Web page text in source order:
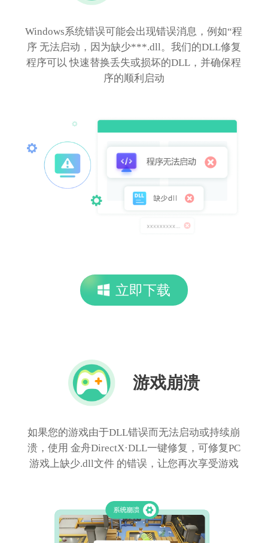
Windows系统错误可能会出现错误消息，例如“程
序 无法启动，因为缺少***.dll。我们的DLL修复
程序可以 快速替换丢失或损坏的DLL，并确保程
序的顺利启动
立即下载
游戏崩溃
如果您的游戏由于DLL错误而无法启动或持续崩
溃，使用 金舟DirectX·DLL一键修复，可修复PC
游戏上缺少.dll文件 的错误，让您再次享受游戏